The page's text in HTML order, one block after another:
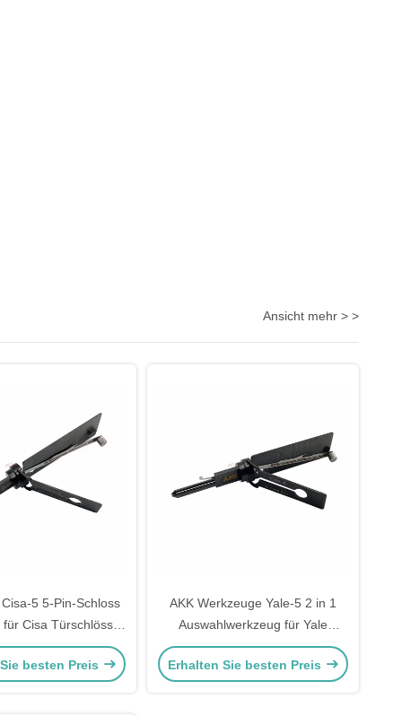
Ansicht mehr > >
5 5-Pin-Schloss
Cisa Türschlösser
Türwerkzeuge
besten Preis
AKK Werkzeuge Yale-5 2 in 1
Auswahlwerkzeug für Yale
Türschlösser Schlosser sichere
Werkzeuge
Erhalten Sie besten Preis